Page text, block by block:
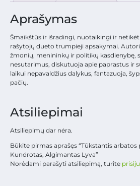
Aprašymas
Šmaikštūs ir išradingi, nuotaikingi ir
rašytojų dueto trumpieji apsakymai.
žmonių, menininkų ir politikų kasdienybę,
nesutarimus, diskutuoja apie paprastus ir
laikui nepavaldžius dalykus, fantazuoja,
pačių.
Atsiliepimai
Atsiliepimų dar nėra.
Būkite pirmas aprašęs “Tūkstantis arbatos
Kundrotas, Algimantas Lyva”
Norėdami parašyti atsiliepimą, turite